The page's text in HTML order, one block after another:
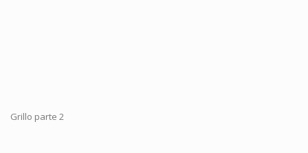
Grillo parte 2